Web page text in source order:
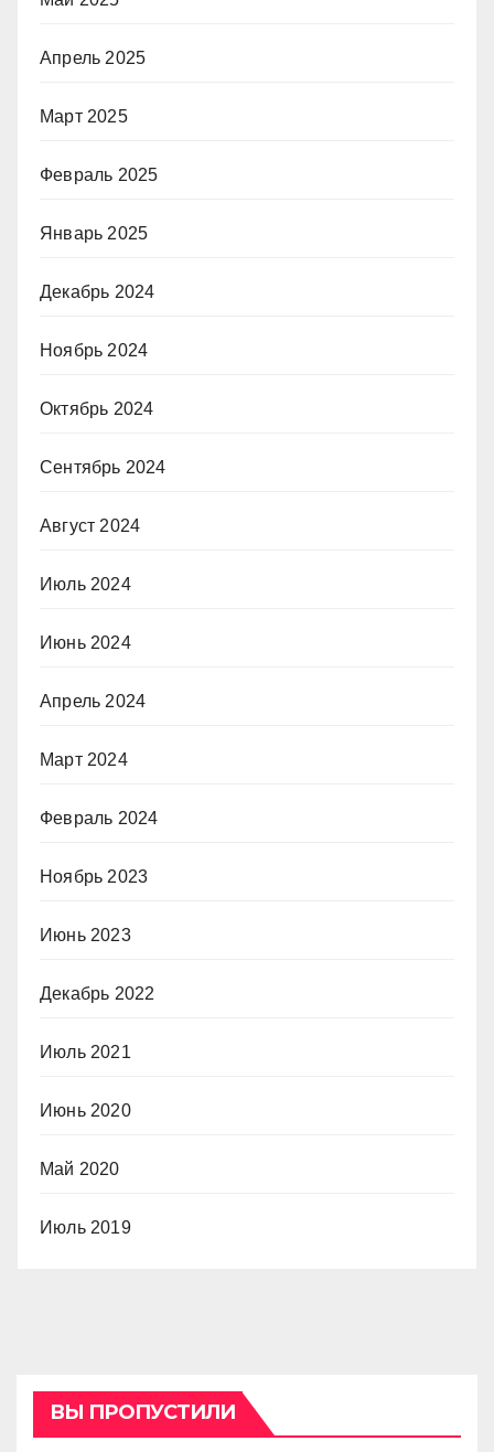
Апрель 2025
Март 2025
Февраль 2025
Январь 2025
Декабрь 2024
Ноябрь 2024
Октябрь 2024
Сентябрь 2024
Август 2024
Июль 2024
Июнь 2024
Апрель 2024
Март 2024
Февраль 2024
Ноябрь 2023
Июнь 2023
Декабрь 2022
Июль 2021
Июнь 2020
Май 2020
Июль 2019
ВЫ ПРОПУСТИЛИ